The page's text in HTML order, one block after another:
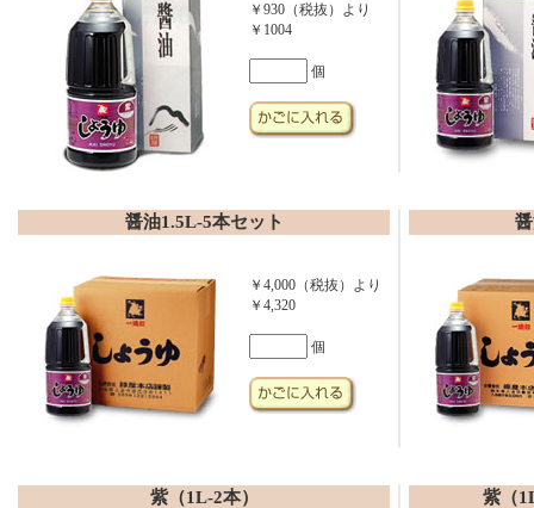
￥930（税抜）より
￥1004
個
醤油1.5L-5本セット
￥4,000（税抜）より
￥4,320
個
紫（1L-2本）
紫（